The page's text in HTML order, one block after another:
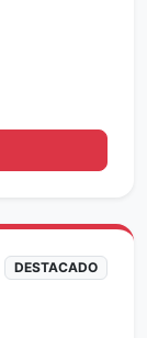
DESTACADO